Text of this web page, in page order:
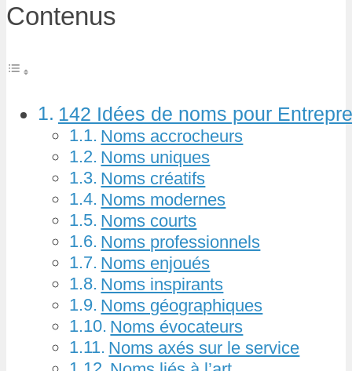
Contenus
142 Idées de noms pour
Noms accrocheurs
Noms uniques
Noms créatifs
Noms modernes
Noms courts
Noms professionnels
Noms enjoués
Noms inspirants
Noms géographiques
Noms évocateurs
Noms axés sur le service